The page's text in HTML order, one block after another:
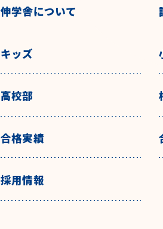
伸学舎について
キッズ
高校部
合格実績
採用情報